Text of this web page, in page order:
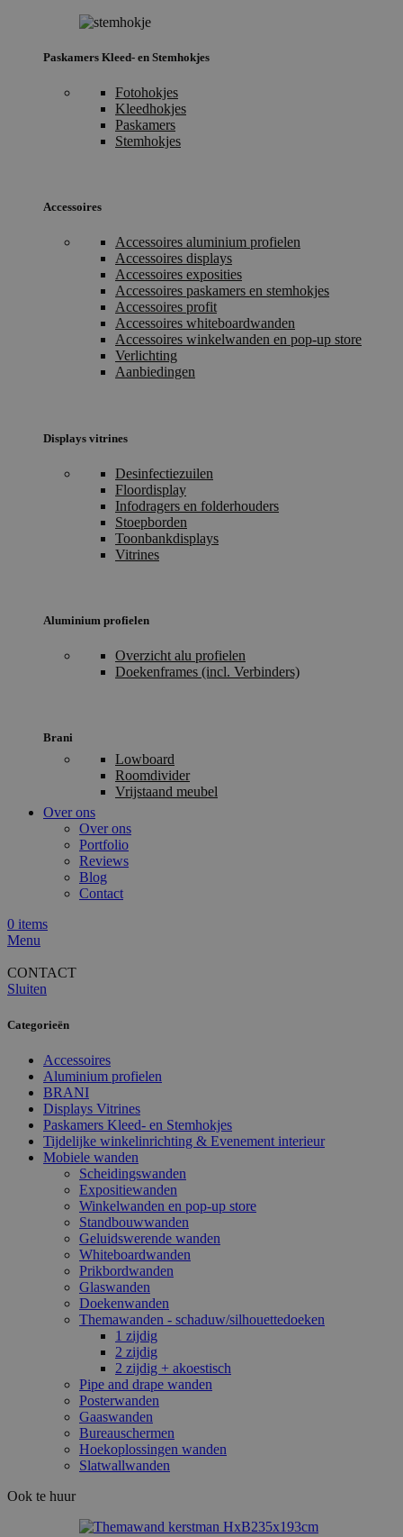
Paskamers Kleed- en Stemhokjes
Fotohokjes
Kleedhokjes
Paskamers
Stemhokjes
Accessoires
Accessoires aluminium profielen
Accessoires displays
Accessoires exposities
Accessoires paskamers en stemhokjes
Accessoires profit
Accessoires whiteboardwanden
Accessoires winkelwanden en pop-up store
Verlichting
Aanbiedingen
Displays vitrines
Desinfectiezuilen
Floordisplay
Infodragers en folderhouders
Stoepborden
Toonbankdisplays
Vitrines
Aluminium profielen
Overzicht alu profielen
Doekenframes (incl. Verbinders)
Brani
Lowboard
Roomdivider
Vrijstaand meubel
Over ons
Over ons
Portfolio
Reviews
Blog
Contact
0 items
Menu
CONTACT
Sluiten
Categorieën
Accessoires
Aluminium profielen
BRANI
Displays Vitrines
Paskamers Kleed- en Stemhokjes
Tijdelijke winkelinrichting & Evenement interieur
Mobiele wanden
Scheidingswanden
Expositiewanden
Winkelwanden en pop-up store
Standbouwwanden
Geluidswerende wanden
Whiteboardwanden
Prikbordwanden
Glaswanden
Doekenwanden
Themawanden - schaduw/silhouettedoeken
1 zijdig
2 zijdig
2 zijdig + akoestisch
Pipe and drape wanden
Posterwanden
Gaaswanden
Bureauschermen
Hoekoplossingen wanden
Slatwallwanden
Ook te huur